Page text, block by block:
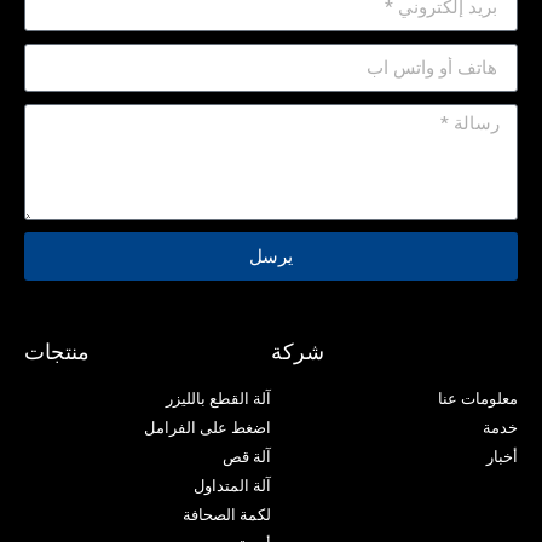
يرسل
شركة
معلومات عنا
خدمة
أخبار
منتجات
آلة القطع بالليزر
اضغط على الفرامل
آلة قص
آلة المتداول
لكمة الصحافة